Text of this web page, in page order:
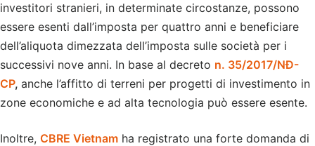
investitori stranieri, in determinate circostanze, possono
essere esenti dall’imposta per quattro anni e beneficiare
dell’aliquota dimezzata dell’imposta sulle società per i
successivi nove anni. In base al decreto n. 35/2017/NĐ-
CP, anche l’affitto di terreni per progetti di investimento in
zone economiche e ad alta tecnologia può essere esente.
Inoltre, CBRE Vietnam ha registrato una forte domanda di